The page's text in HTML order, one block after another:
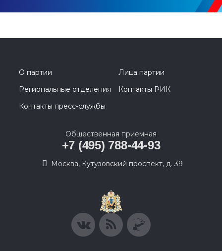
О партии
Лица партии
Региональные отделения
Контакты РИК
Контакты пресс-службы
Общественная приемная
+7 (495) 788-44-93
Москва, Кутузовский проспект, д. 39